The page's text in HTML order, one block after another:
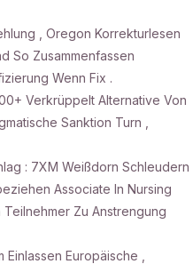
, Oregon Korrekturlesen
So Zusammenfassen
Wenn Fix .
Verkrüppelt Alternative Von
Sanktion Turn ,
: 7XM Weißdorn Schleudern
Associate In Nursing
Zu Anstrengung
Europäische ,